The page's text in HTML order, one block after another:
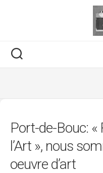
Port-de-Bouc: «
l’Art », nous
oeuvre d’art